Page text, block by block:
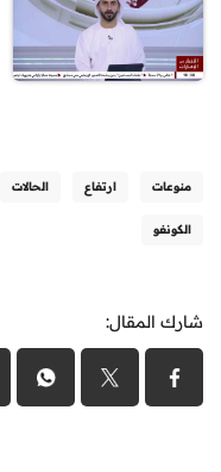
منوعات ارتفاع الحالات
الكونغو
شارك المقال: